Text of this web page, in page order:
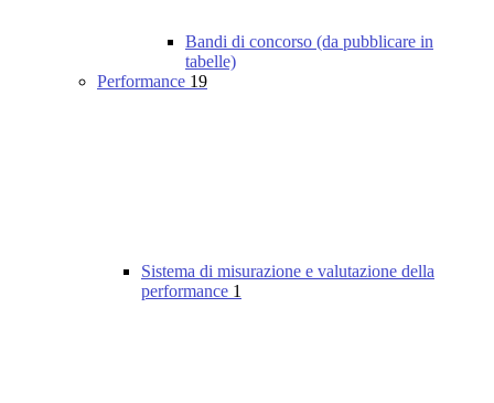
Bandi di concorso (da pubblicare in
tabelle)
Performance 19
Sistema di misurazione e valutazione della
performance 1